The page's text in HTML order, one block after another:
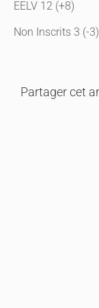
EELV 12 (+8)
Non Inscrits 3 (-3)
Partager cet